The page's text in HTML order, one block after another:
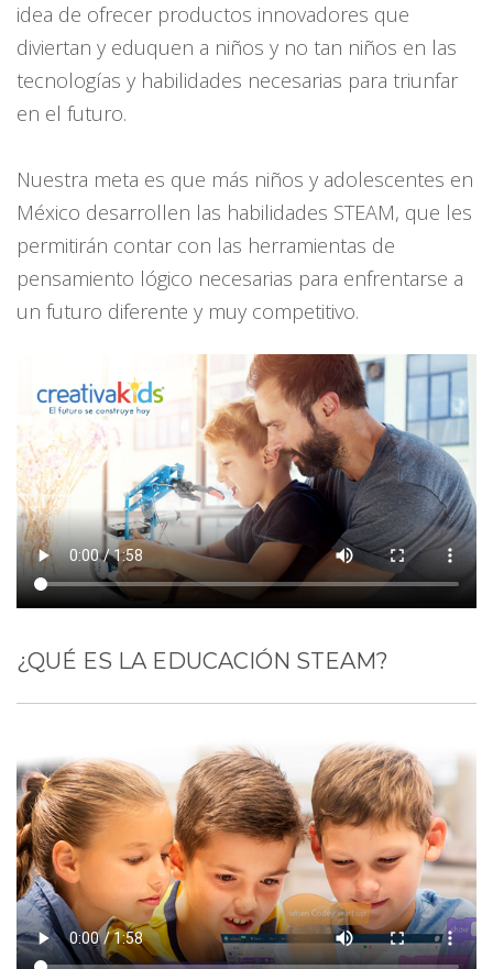
idea de ofrecer productos innovadores que
diviertan y eduquen a niños y no tan niños en las
tecnologías y habilidades necesarias para triunfar
en el futuro.
Nuestra meta es que más niños y adolescentes en
México desarrollen las habilidades STEAM, que les
permitirán contar con las herramientas de
pensamiento lógico necesarias para enfrentarse a
un futuro diferente y muy competitivo.
¿QUÉ ES LA EDUCACIÓN STEAM?